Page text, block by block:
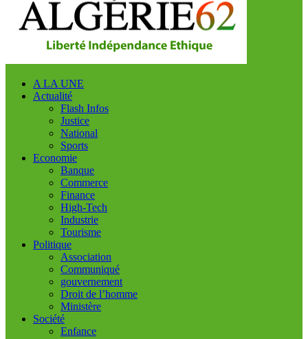
A LA UNE
Actualité
Flash Infos
Justice
National
Sports
Economie
Banque
Commerce
Finance
High-Tech
Industrie
Tourisme
Politique
Association
Communiqué
gouvernement
Droit de l’homme
Ministère
Société
Enfance